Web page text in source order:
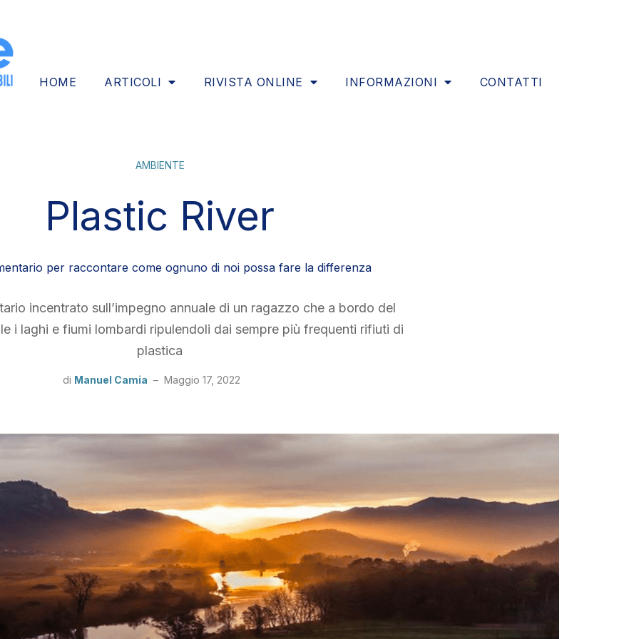
HOME ARTICOLI RIVISTA ONLINE INFORMAZIONI CONTATTI
AMBIENTE
Plastic River
per raccontare come ognuno di noi possa fare la differenza
incentrato sull’impegno annuale di un ragazzo che a bordo del
i laghi e fiumi lombardi ripulendoli dai sempre più frequenti rifiuti di
plastica
di Manuel Camia – Maggio 17, 2022